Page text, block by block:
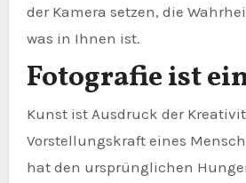
der Kamera setzen, die
was in Ihnen ist.
Fotografie ist
Kunst ist Ausdruck der
Vorstellungskraft eines
hat den ursprünglichen